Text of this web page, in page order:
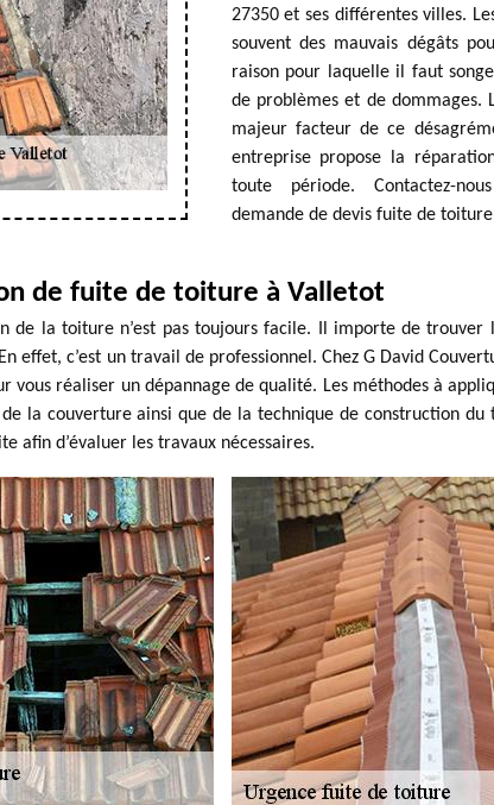
27350 et ses différentes villes.
souvent des mauvais dégâts
raison pour laquelle il faut
de problèmes et de dommages.
majeur facteur de ce
entreprise propose la
toute période. Contactez-
demande de devis fuite de
de fuite de toiture à Valletot
de la toiture n’est pas toujours facile. Il importe de trouver
effet, c’est un travail de professionnel. Chez G David
vous réaliser un dépannage de qualité. Les méthodes à
la couverture ainsi que de la technique de construction
afin d’évaluer les travaux nécessaires.